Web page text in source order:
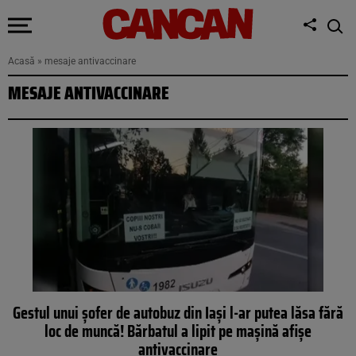
Acasă » mesaje antivaccinare
MESAJE ANTIVACCINARE
Gestul unui șofer de autobuz din Iași l-ar putea lăsa fără
loc de muncă! Bărbatul a lipit pe maşină afișe
antivaccinare